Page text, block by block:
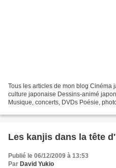
Tous les articles de mon blog Cinéma
culture japonaise Dessins-animé
Musique, concerts, DVDs Poésie,
Les kanjis dans la tête
Publié le 06/12/2009 à 13:53
Par David Yukio